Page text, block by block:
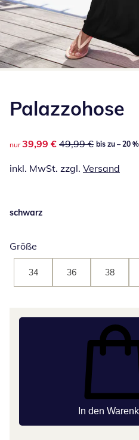
Palazzohose
reduzierter Preis 39,99 €,
nur 39,99 € 49,99 € bis zu – 20 %
inkl. MwSt. zzgl. Versand
schwarz
Größe
34 36 38
In den